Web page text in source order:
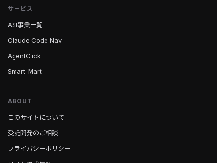
サービス
ASI事業一覧
Claude Code Navi
AgentClick
Smart-Mart
ABOUT
このサイトについて
受託開発のご相談
プライバシーポリシー